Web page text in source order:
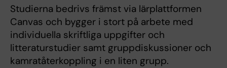
Studierna bedrivs främst via lärplattformen
Canvas och bygger i stort på arbete med
individuella skriftliga uppgifter och
litteraturstudier samt gruppdiskussioner och
kamratåterkoppling i en liten grupp.